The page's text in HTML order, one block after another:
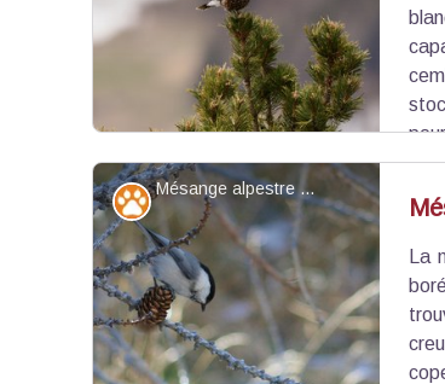
Voir l'image en plein
visuels qui lui permettent de
Mésange alpestre - Benjamin Musella - PNR Queyras
Faune
La